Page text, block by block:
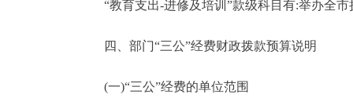
“教育支出-进修及培训”款级科目有:举办全市
四、部门“三公”经费财政拨款预算说明
(一)“三公”经费的单位范围